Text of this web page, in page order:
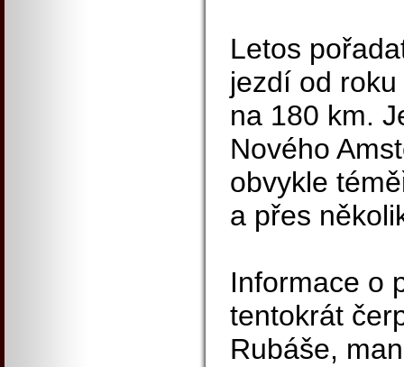
Letos
jezdí od
na 180 km.
Nového
obvykle
a přes
Informace o
tentokrát
Rubáše,